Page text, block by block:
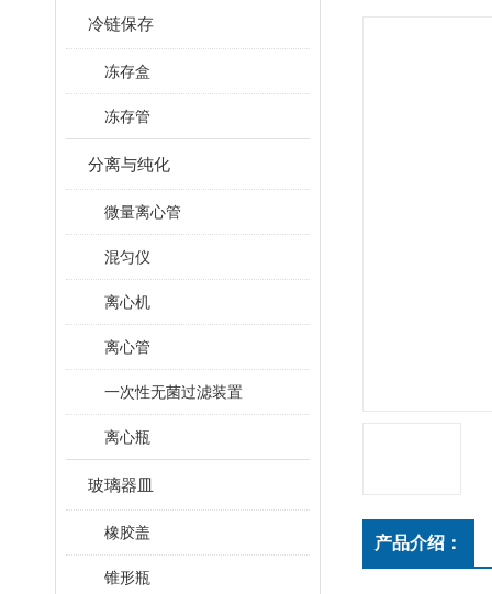
冷链保存
冻存盒
冻存管
分离与纯化
微量离心管
混匀仪
离心机
离心管
一次性无菌过滤装置
离心瓶
玻璃器皿
橡胶盖
锥形瓶
产品介绍：